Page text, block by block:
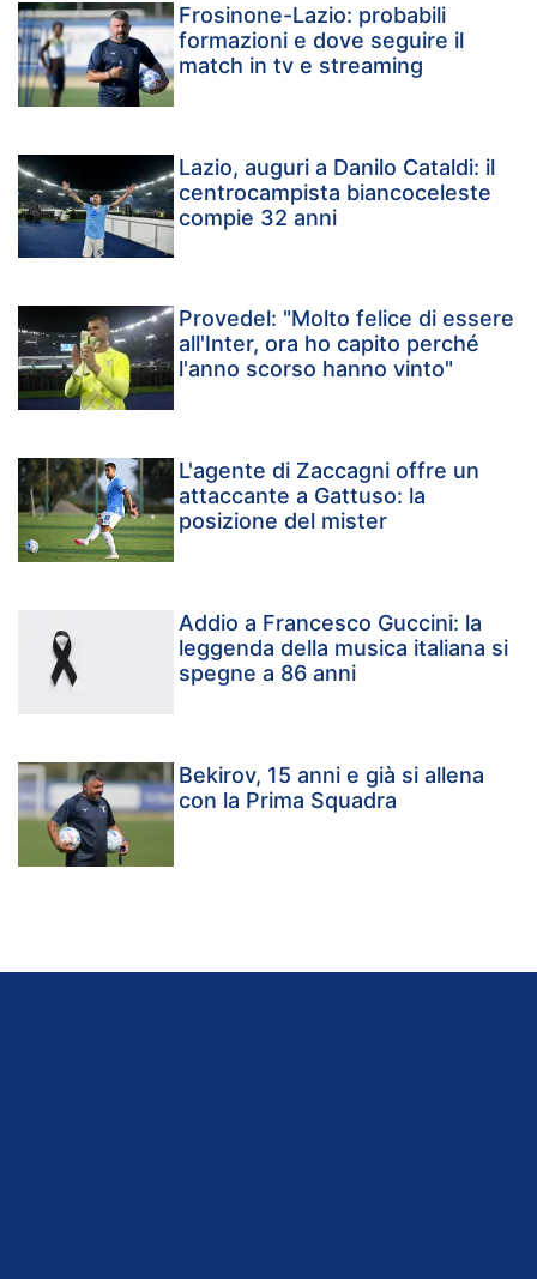
Frosinone-Lazio: probabili
formazioni e dove seguire il
match in tv e streaming
Lazio, auguri a Danilo Cataldi: il
centrocampista biancoceleste
compie 32 anni
Provedel: "Molto felice di essere
all'Inter, ora ho capito perché
l'anno scorso hanno vinto"
L'agente di Zaccagni offre un
attaccante a Gattuso: la
posizione del mister
Addio a Francesco Guccini: la
leggenda della musica italiana si
spegne a 86 anni
Bekirov, 15 anni e già si allena
con la Prima Squadra